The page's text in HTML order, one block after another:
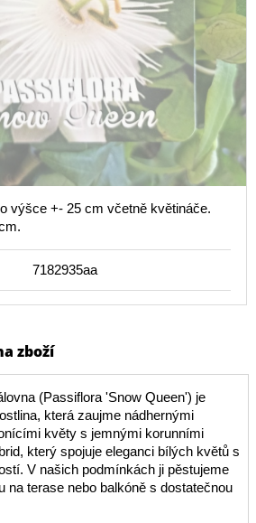
výšce +- 25 cm včetně květináče.
7182935aa
zboží
(Passiflora 'Snow Queen') je
která zaujme nádhernými
květy s jemnými korunními
který spojuje eleganci bílých květů s
V našich podmínkách ji pěstujeme
na terase nebo balkóně s dostatečnou